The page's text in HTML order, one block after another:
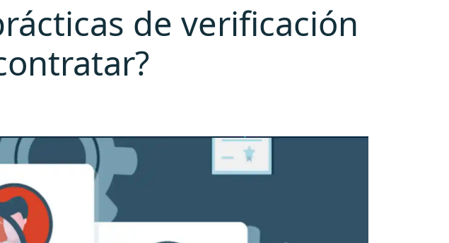
de verificación